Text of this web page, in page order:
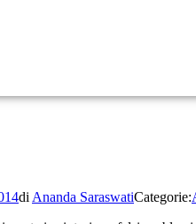
di Ananda SaraswatiCategorie: